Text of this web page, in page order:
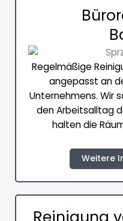
Regelmäßige
angepasst an
Unternehmens. Wir
den Arbeitsalltag
halten die
Weitere